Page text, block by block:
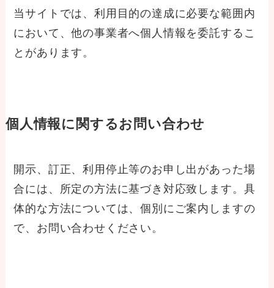
当サイトでは、利用目的の達成に必要な範囲内
において、他の事業者へ個人情報を委託するこ
とがあります。
個人情報に関するお問い合わせ
開示、訂正、利用停止等のお申し出があった場
合には、所定の方法に基づき対応致します。具
体的な方法については、個別にご案内しますの
で、お問い合わせください。